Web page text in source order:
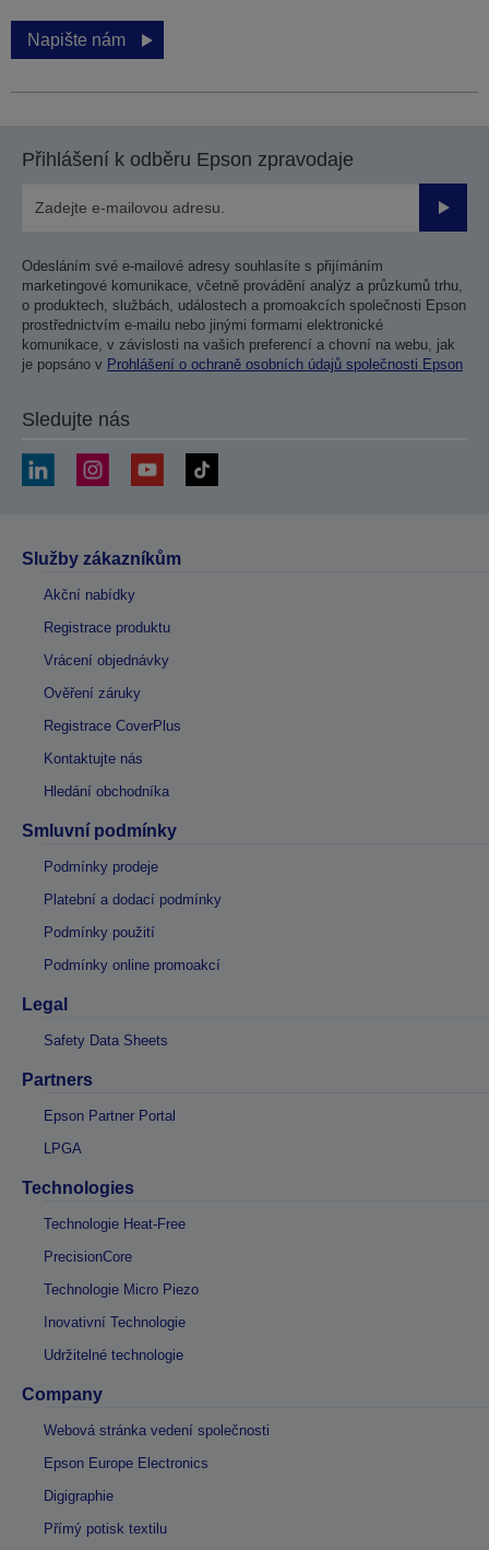
Napište nám
Přihlášení k odběru Epson zpravodaje
Odesláním své e-mailové adresy souhlasíte s přijímáním
marketingové komunikace, včetně provádění analýz a průzkumů trhu,
o produktech, službách, událostech a promoakcích společnosti Epson
prostřednictvím e-mailu nebo jinými formami elektronické
komunikace, v závislosti na vašich preferencí a chovní na webu, jak
je popsáno v Prohlášení o ochraně osobních údajů společnosti Epson
Sledujte nás
Služby zákazníkům
Akční nabídky
Registrace produktu
Vrácení objednávky
Ověření záruky
Registrace CoverPlus
Kontaktujte nás
Hledání obchodníka
Smluvní podmínky
Podmínky prodeje
Platební a dodací podmínky
Podmínky použití
Podmínky online promoakcí
Legal
Safety Data Sheets
Partners
Epson Partner Portal
LPGA
Technologies
Technologie Heat-Free
PrecisionCore
Technologie Micro Piezo
Inovativní Technologie
Udržitelné technologie
Company
Webová stránka vedení společnosti
Epson Europe Electronics
Digigraphie
Přímý potisk textilu